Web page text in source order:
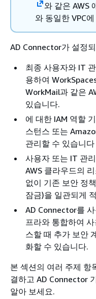
와 같은 AWS
와 동일한 VPC
AD Connector가 설정
최종 사용자와 IT
용하여
WorkMail과 같은
있습니다.
에 대한 IAM 역할
스턴스 또는
관리할 수 있습니
사용자 또는 IT 관
AWS 클라우드의
없이 기존 보안 정
잠금)을 일관되게
AD Connector를 사
프라와 통합하여
스할 때 추가 보안
화할 수 있습니다.
본 섹션의 여러 주제 항
결하고 AD Connector
알아 보세요.